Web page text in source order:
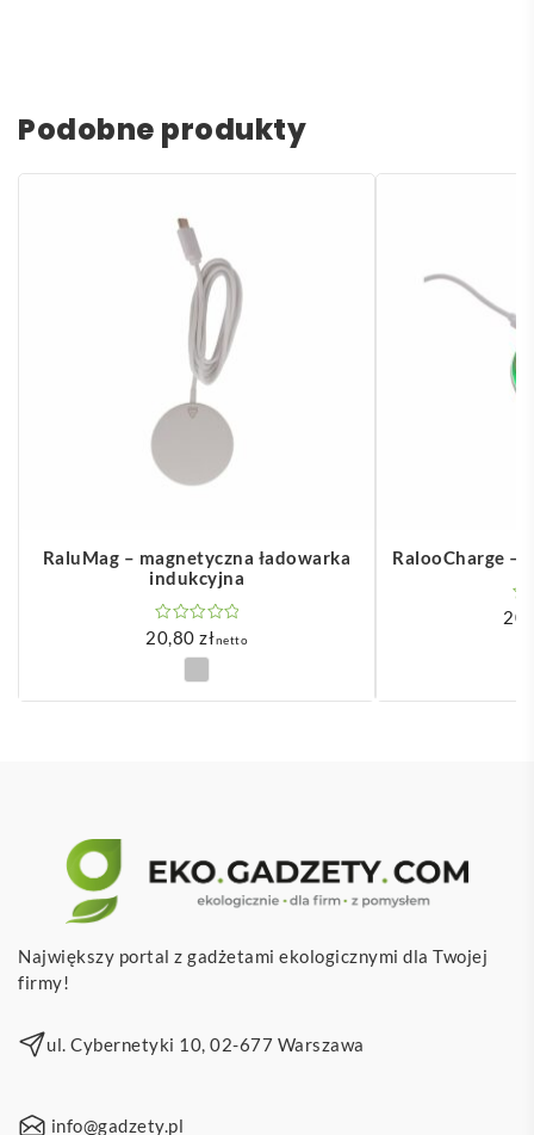
Podobne produkty
RaluMag – magnetyczna ładowarka
indukcyjna
20,80 złnetto
RalooCharge –
Największy portal z gadżetami ekologicznymi dla Twojej
firmy!
ul. Cybernetyki 10, 02-677 Warszawa
info@gadzety.pl